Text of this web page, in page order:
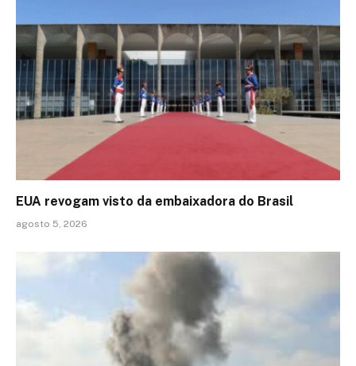
EUA revogam visto da embaixadora do Brasil
agosto 5, 2026